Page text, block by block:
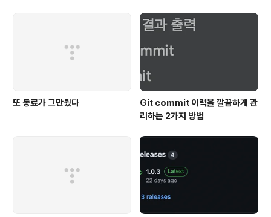
또 동료가 그만뒀다
Git commit 이력을 깔끔하게 관
리하는 2가지 방법